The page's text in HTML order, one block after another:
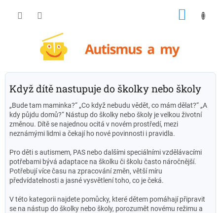
Když dítě nastupuje do školky nebo školy
„Bude tam maminka?“ „Co když nebudu vědět, co mám dělat?“ „A
kdy půjdu domů?“ Nástup do školky nebo školy je velkou životní
změnou. Dítě se najednou ocitá v novém prostředí, mezi
neznámými lidmi a čekají ho nové povinnosti i pravidla.
Pro děti s autismem, PAS nebo dalšími speciálními vzdělávacími
potřebami bývá adaptace na školku či školu často náročnější.
Potřebují více času na zpracování změn, větší míru
předvídatelnosti a jasné vysvětlení toho, co je čeká.
V této kategorii najdete pomůcky, které dětem pomáhají připravit
se na nástup do školky nebo školy, porozumět novému režimu a